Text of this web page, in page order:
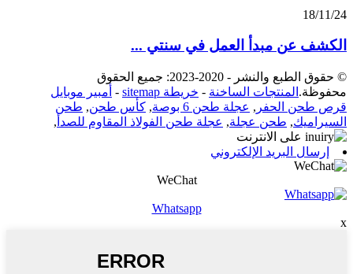
18/11/24
الكشف عن مبدأ العمل في سنتي ...
© حقوق الطبع والنشر - 2020-2023: جميع الحقوق
محفوظة. المنتجات الساخنة - خريطة sitemap - أمبير موبايل
قرص طحن الحفر , عجلة طحن 6 بوصة , كأس طحن, طحن
السيراميك, طحن عجلة, عجلة طحن الفولاذ المقاوم للصدأ ,
إرسال البريد الإلكتروني
WeChat
Whatsapp
x